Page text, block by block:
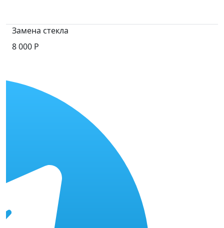
Замена стекла
8 000 Р